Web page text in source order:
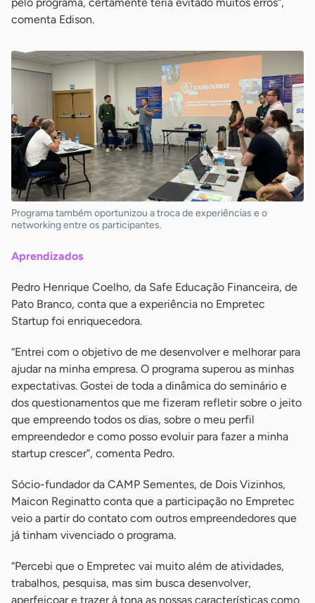
pelo programa, certamente teria evitado muitos erros”,
comenta Edison.
Programa também oportunizou a troca de experiências e o
networking entre os participantes.
Aprendizados
Pedro Henrique Coelho, da Safe Educação Financeira, de
Pato Branco, conta que a experiência no Empretec
Startup foi enriquecedora.
“Entrei com o objetivo de me desenvolver e melhorar para
ajudar na minha empresa. O programa superou as minhas
expectativas. Gostei de toda a dinâmica do seminário e
dos questionamentos que me fizeram refletir sobre o jeito
que empreendo todos os dias, sobre o meu perfil
empreendedor e como posso evoluir para fazer a minha
startup crescer”, comenta Pedro.
Sócio-fundador da CAMP Sementes, de Dois Vizinhos,
Maicon Reginatto conta que a participação no Empretec
veio a partir do contato com outros empreendedores que
já tinham vivenciado o programa.
“Percebi que o Empretec vai muito além de atividades,
trabalhos, pesquisa, mas sim busca desenvolver,
aperfeiçoar e trazer à tona as nossas características como